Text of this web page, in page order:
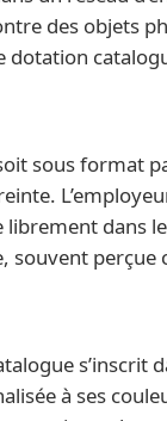
des objets
dotation
sous format
dans
souvent
s’inscrit
à ses